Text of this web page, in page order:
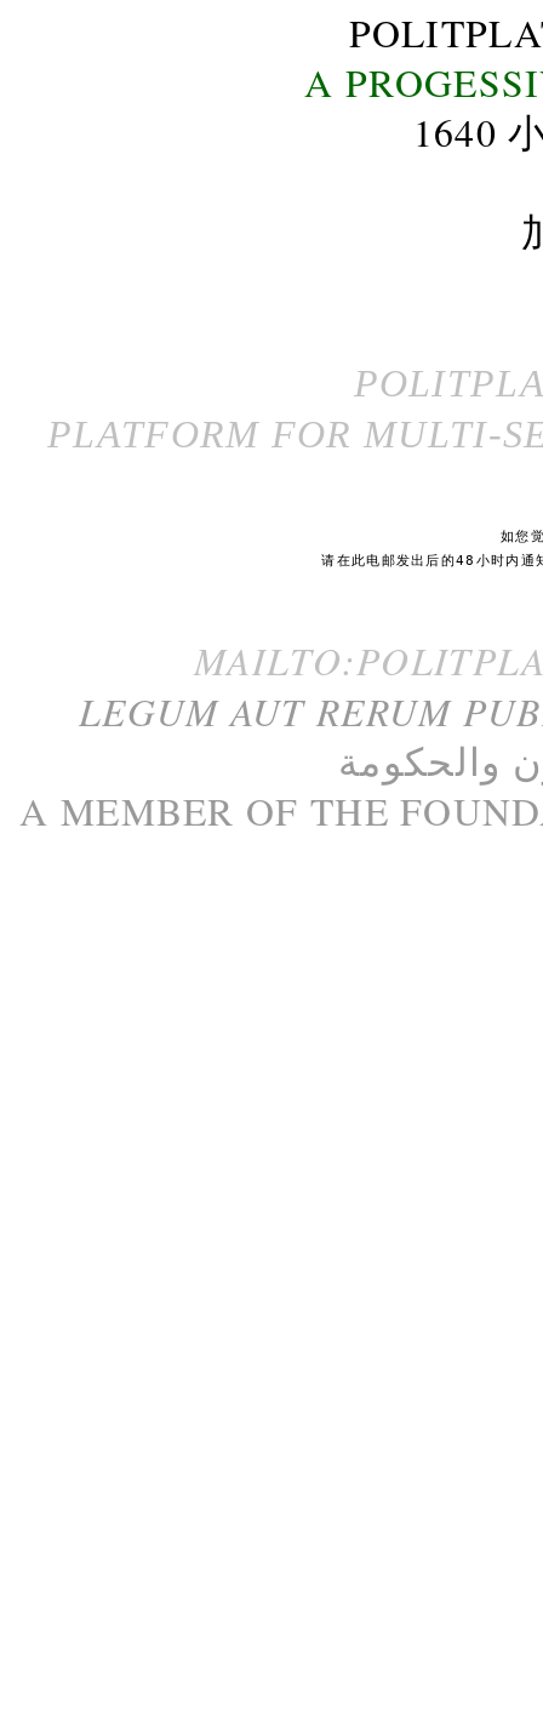
A
1640
PLATFORM FOR MULTI-
如您
请在此电邮发出后的48小时内通
LEGUM AUT RERUM
والحكومة
A MEMBER OF THE